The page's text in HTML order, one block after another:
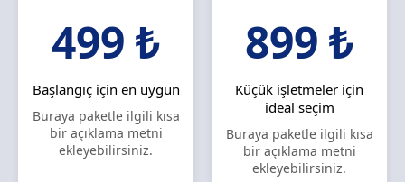
499 ₺
Başlangıç için en uygun
Buraya paketle ilgili kısa
bir açıklama metni
ekleyebilirsiniz.
899 ₺
Küçük işletmeler için
ideal seçim
Buraya paketle ilgili kısa
bir açıklama metni
ekleyebilirsiniz.